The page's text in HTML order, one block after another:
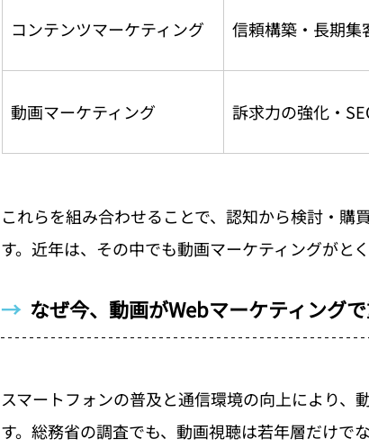
コンテンツマーケティング 信頼構築・長期集
動画マーケティング 訴求力の強化・
これらを組み合わせることで、認知から検討・購
す。近年は、その中でも動画マーケティングがと
→ なぜ今、動画がWebマーケティング
スマートフォンの普及と通信環境の向上により、
す。総務省の調査でも、動画視聴は若年層だけで